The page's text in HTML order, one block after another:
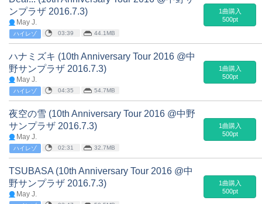
ンプラザ 2016.7.3)
May J.
ハイレゾ 03:39 44.1MB
1曲購入
500pt
ハナミズキ (10th Anniversary Tour 2016 @中
野サンプラザ 2016.7.3)
May J.
ハイレゾ 04:35 54.7MB
1曲購入
500pt
夜空の雪 (10th Anniversary Tour 2016 @中野
サンプラザ 2016.7.3)
May J.
ハイレゾ 02:31 32.7MB
1曲購入
500pt
TSUBASA (10th Anniversary Tour 2016 @中
野サンプラザ 2016.7.3)
May J.
1曲購入
500pt